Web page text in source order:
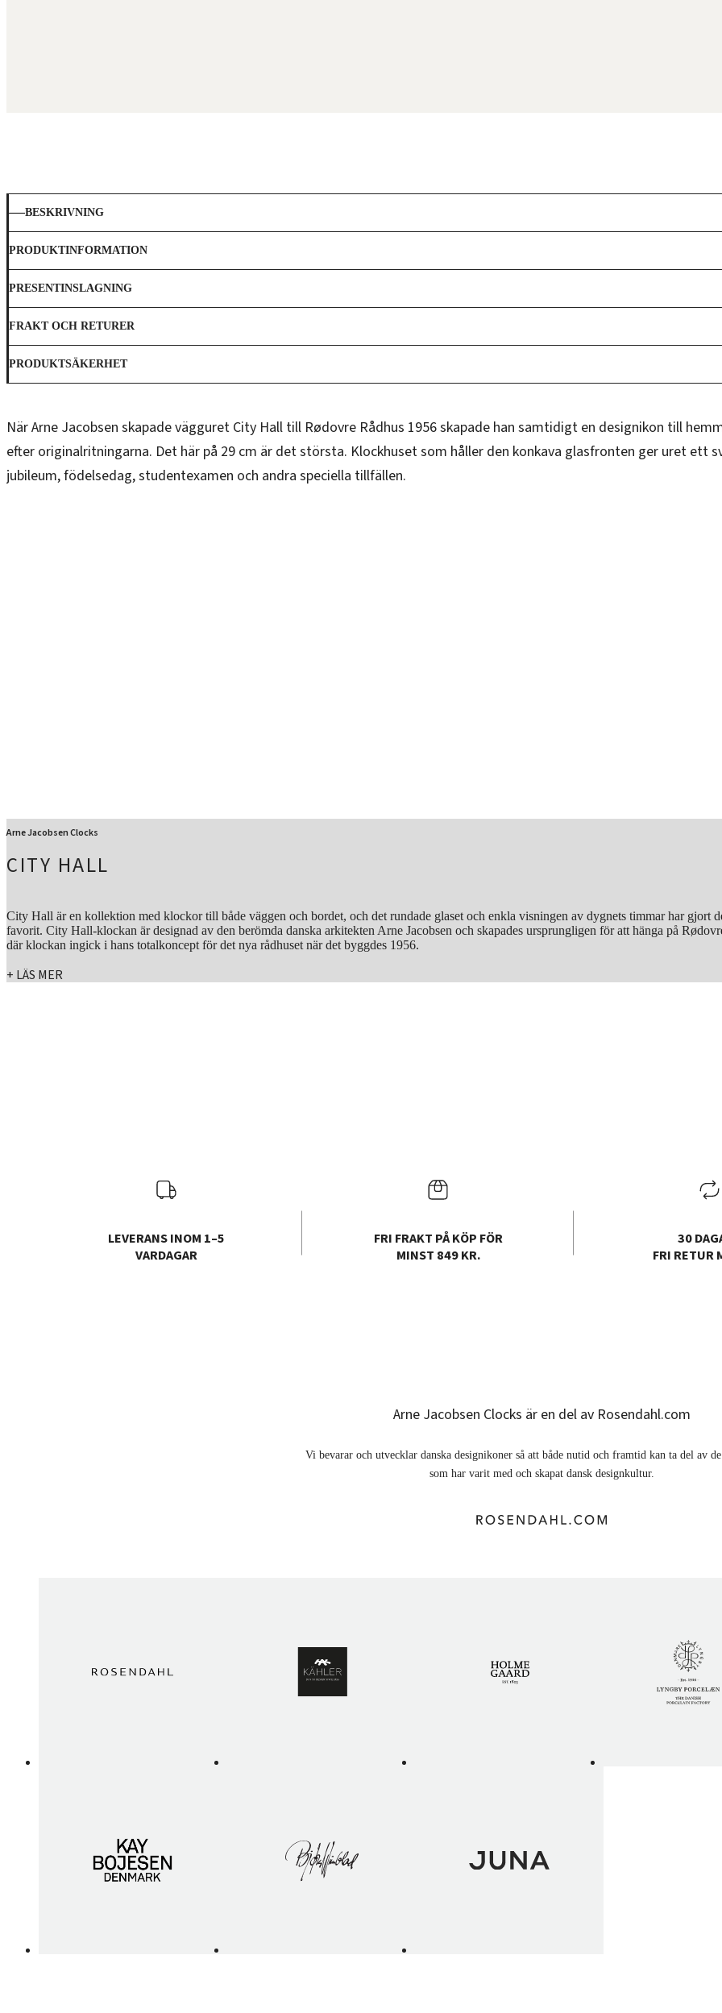
BESKRIVNING
PRODUKTINFORMATION
PRESENTINSLAGNING
FRAKT OCH RETURER
PRODUKTSÄKERHET
När Arne Jacobsen skapade vägguret City Hall till Rødovre Rådhus 1956 skapade han samtidigt en designikon till
efter originalritningarna. Det här på 29 cm är det största. Klockhuset som håller den konkava glasfronten ger uret ett
jubileum, födelsedag, studentexamen och andra speciella tillfällen.
Arne Jacobsen Clocks
CITY HALL
City Hall är en kollektion med klockor till både väggen och bordet, och det rundade glaset och enkla visningen av dygnets timmar har gjort
favorit. City Hall-klockan är designad av den berömda danska arkitekten Arne Jacobsen och skapades ursprungligen för att hänga på
där klockan ingick i hans totalkoncept för det nya rådhuset när det byggdes 1956.
+ LÄS MER
LEVERANS INOM 1–5
VARDAGAR
FRI FRAKT PÅ KÖP FÖR
MINST 849 KR.
30
FRI RETUR
Arne Jacobsen Clocks är en del av Rosendahl.com
Vi bevarar och utvecklar danska designikoner så att både nutid och framtid kan ta del av
som har varit med och skapat dansk designkultur.